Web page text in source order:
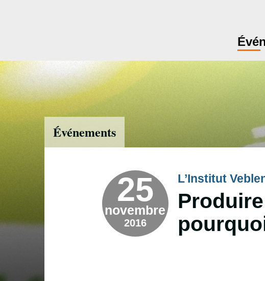
Événements
25
novembre
2016
L’Institut